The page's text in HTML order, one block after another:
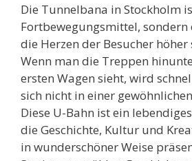
Die Tunnelbana in Stockholm
Fortbewegungsmittel, sondern
die Herzen der Besucher höher
Wenn man die Treppen
ersten Wagen sieht, wird
sich nicht in einer
Diese U-Bahn ist ein
die Geschichte, Kultur und
in wunderschöner Weise